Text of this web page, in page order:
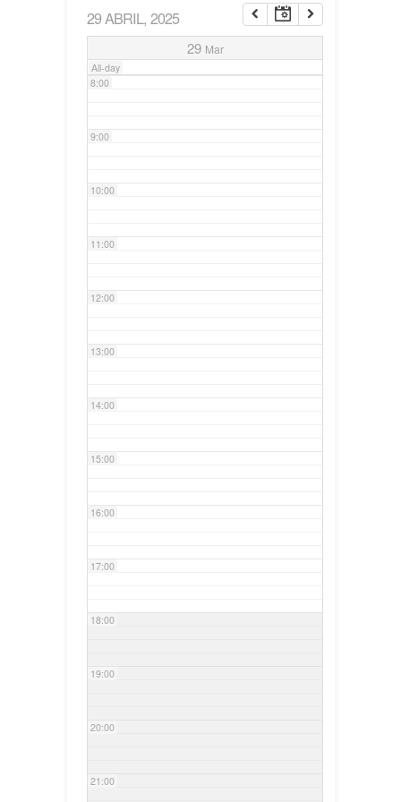
29 ABRIL, 2025
29 Mar
All-day
7:00
8:00
9:00
10:00
11:00
12:00
13:00
14:00
15:00
16:00
17:00
18:00
19:00
20:00
21:00